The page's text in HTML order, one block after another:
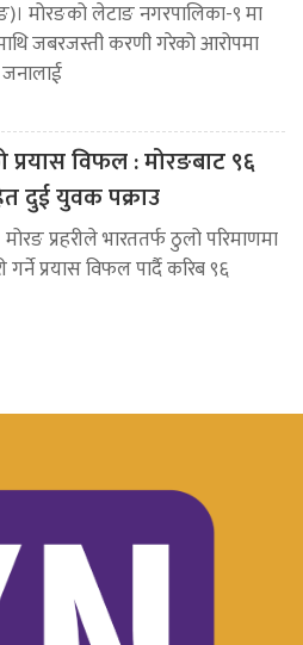
मोरङको लेटाङ नगरपालिका-९ मा
जबरजस्ती करणी गरेको आरोपमा
प्रयास विफल : मोरङबाट ९६
दुई युवक पक्राउ
मोरङ प्रहरीले भारततर्फ ठुलो परिमाणमा
गर्ने प्रयास विफल पार्दै करिब ९६